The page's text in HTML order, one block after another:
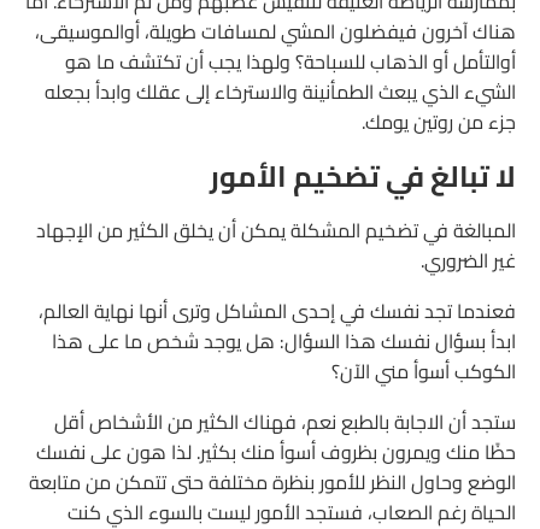
هناك آخرون فيفضلون المشي لمسافات طويلة، أوالموسيقى،
أوالتأمل أو الذهاب للسباحة؟ ولهذا يجب أن تكتشف ما هو
الشيء الذي يبعث الطمأنينة والاسترخاء إلى عقلك وابدأ بجعله
جزء من روتين يومك.
لا تبالغ في تضخيم الأمور
المبالغة في تضخيم المشكلة يمكن أن يخلق الكثير من الإجهاد
غير الضروري.
فعندما تجد نفسك في إحدى المشاكل وترى أنها نهاية العالم،
ابدأ بسؤال نفسك هذا السؤال: هل يوجد شخص ما على هذا
الكوكب أسوأ مني الآن؟
ستجد أن الاجابة بالطبع نعم، فهناك الكثير من الأشخاص أقل
حظًا منك ويمرون بظروف أسوأ منك بكثير. لذا هون على نفسك
الوضع وحاول النظر للأمور بنظرة مختلفة حتى تتمكن من متابعة
الحياة رغم الصعاب، فستجد الأمور ليست بالسوء الذي كنت